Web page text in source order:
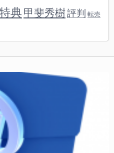
典 甲斐秀樹評判 転売